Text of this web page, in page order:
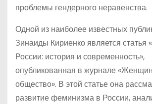
проблемы гендерного неравенства.
Одной из наиболее известных
Зинаиды Кириенко является статья
России: история и современность»,
опубликованная в журнале
общество». В этой статье она
развитие феминизма в России,